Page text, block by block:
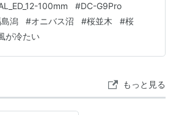
“隠れた名所”という印象でした。とこ
変。車はひっきりなしに通るわ、駐
いて来る人までいるわで、大賑わ
まいました。撮影は、できるだけ車
片側は福島潟。そのため潟から冷
100mm #DC-G9Pro
潟 #オニバス沼 #桜並木 #桜
が冷たい
もっと見る